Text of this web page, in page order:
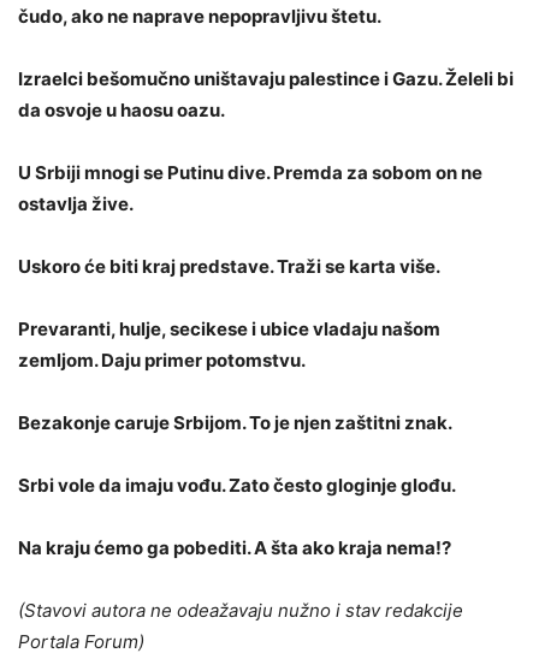
čudo, ako ne naprave nepopravljivu štetu.
Izraelci bešomučno uništavaju palestince i Gazu. Želeli bi
da osvoje u haosu oazu.
U Srbiji mnogi se Putinu dive. Premda za sobom on ne
ostavlja žive.
Uskoro će biti kraj predstave. Traži se karta više.
Prevaranti, hulje, secikese i ubice vladaju našom
zemljom. Daju primer potomstvu.
Bezakonje caruje Srbijom. To je njen zaštitni znak.
Srbi vole da imaju vođu. Zato često gloginje glođu.
Na kraju ćemo ga pobediti. A šta ako kraja nema!?
(Stavovi autora ne odeažavaju nužno i stav redakcije
Portala Forum)